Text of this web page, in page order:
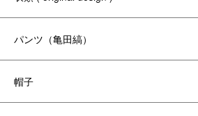
パンツ（亀田縞）
帽子